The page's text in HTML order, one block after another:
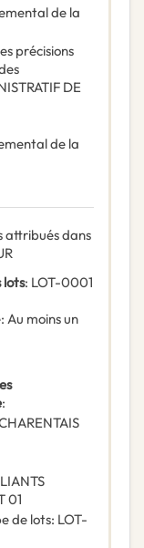
de la
précisions
DE
de la
attribués dans
lots: LOT-0001
: Au moins un
:
01
de lots: LOT-